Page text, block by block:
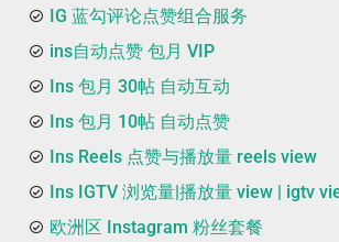
IG 蓝勾评论点赞组合服务
ins自动点赞 包月 VIP
Ins 包月 30帖 自动互动
Ins 包月 10帖 自动点赞
Ins Reels 点赞与播放量 reels view
Ins IGTV 浏览量|播放量 view | igtv
欧洲区 Instagram 粉丝套餐